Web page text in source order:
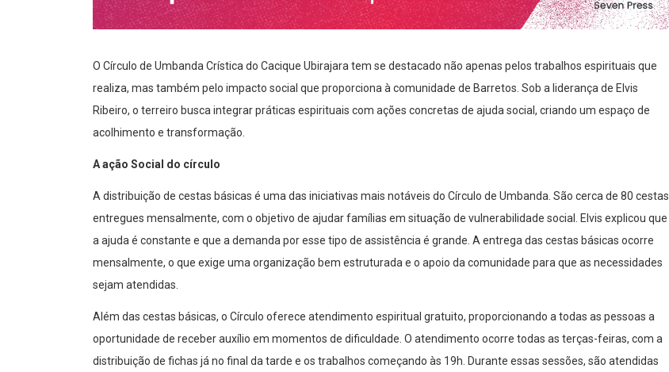
O Círculo de Umbanda Crística do Cacique Ubirajara tem se destacado não apenas pelos trabalhos espirituais que
realiza, mas também pelo impacto social que proporciona à comunidade de Barretos. Sob a liderança de Elvis
Ribeiro, o terreiro busca integrar práticas espirituais com ações concretas de ajuda social, criando um espaço de
acolhimento e transformação.
A ação Social do círculo
A distribuição de cestas básicas é uma das iniciativas mais notáveis do Círculo de Umbanda. São cerca de 80 cestas
entregues mensalmente, com o objetivo de ajudar famílias em situação de vulnerabilidade social. Elvis explicou que
a ajuda é constante e que a demanda por esse tipo de assistência é grande. A entrega das cestas básicas ocorre
mensalmente, o que exige uma organização bem estruturada e o apoio da comunidade para que as necessidades
sejam atendidas.
Além das cestas básicas, o Círculo oferece atendimento espiritual gratuito, proporcionando a todas as pessoas a
oportunidade de receber auxílio em momentos de dificuldade. O atendimento ocorre todas as terças-feiras, com a
distribuição de fichas já no final da tarde e os trabalhos começando às 19h. Durante essas sessões, são atendidas